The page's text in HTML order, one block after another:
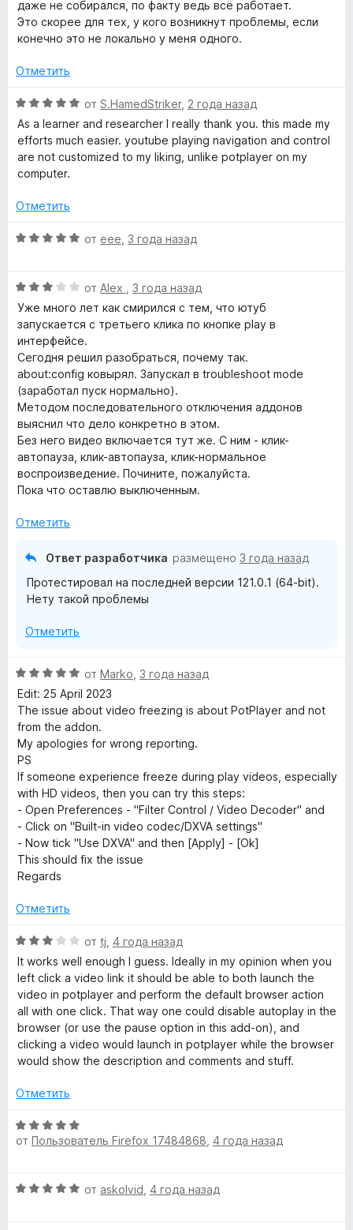
даже не собирался, по факту ведь всё работает.
Это скорее для тех, у кого возникнут проблемы, если
конечно это не локально у меня одного.
Отметить
О
ц
е
н
е
о
а
з
5
от S.HamedStriker, 2 года назад
As a learner and researcher I really thank you. this made my
efforts much easier. youtube playing navigation and control
are not customized to my liking, unlike potplayer on my
computer.
Отметить
О
н
е
н
о
н
а
5
и
з
5
от eee 3 года назад
О
ц
е
н
е
н
о
н
а
3
и
з
5
от Alex
3 года назад
Уже много лет как смирился с тем, что ютуб
запускается с третьего клика по кнопке play в
интерфейсе.
Сегодня решил разобраться, почему так.
about:config ковырял. Запускал в troubleshoot mode
(заработал пуск нормально).
Методом последовательного отключения аддонов
выяснил что дело конкретно в этом.
Без него видео включается тут же. С ним - клик-
автопауза, клик-автопауза, клик-нормальное
воспроизведение. Почините, пожалуйста.
Пока что оставлю выключенным.
Отметить
Ответ разработчика размещено 3 года назад
Протестировал на последней версии 121.0.1 (64-bit).
Нету такой проблемы
Отметить
О
ц
е
н
е
н
о
н
з
5
от Marko 3 года назад
Edit: 25 April 2023
The issue about video freezing is about PotPlayer and not
from the addon.
My apologies for wrong reporting.
PS
If someone experience freeze during play videos, especially
with HD videos, then you can try this steps:
- Open Preferences - "Filter Control / Video Decoder" and
- Click on "Built-in video codec/DXVA settings"
- Now tick "Use DXVA" and then [Apply] - [Ok]
This should fix the issue
Regards
Отметить
О
ц
е
н
е
н
о
н
3
з
5
от tj 4 года назад
It works well enough I guess. Ideally in my opinion when you
left click a video link it should be able to both launch the
video in potplayer and perform the default browser action
all with one click. That way one could disable autoplay in the
browser (or use the pause option in this add-on), and
clicking a video would launch in potplayer while the browser
would show the description and comments and stuff.
Отметить
О
ц
е
от Пользователь Firefox 17484868 4 года назад
О
от askolvid 4 года назад